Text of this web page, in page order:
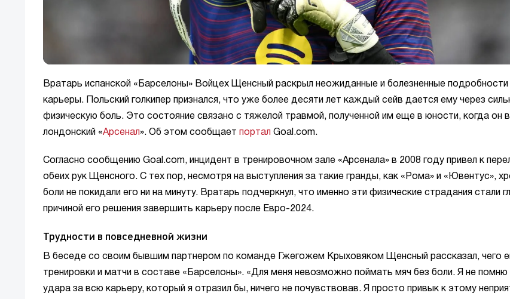
Вратарь испанской «Барселоны» Войцех Щенсный раскрыл неожиданные и болезненные подробности
карьеры. Польский голкипер признался, что уже более десяти лет каждый сейв дается ему через
физическую боль. Это состояние связано с тяжелой травмой, полученной им еще в юности, когда он
лондонский «Арсенал ». Об этом сообщает портал Goal.com.
Согласно сообщению Goal.com, инцидент в тренировочном зале «Арсенала» в 2008 году привел к
обеих рук Щенсного. С тех пор, несмотря на выступления за такие гранды, как «Рома» и «Ювентус»,
боли не покидали его ни на минуту. Вратарь подчеркнул, что именно эти физические страдания стали
причиной его решения завершить карьеру после Евро-2024.
Трудности в повседневной жизни
В беседе со своим бывшим партнером по команде Гжегожем Крыховяком Щенсный рассказал, чего
тренировки и матчи в составе «Барселоны». «Для меня невозможно поймать мяч без боли. Я не помню
удара за всю карьеру, который я отразил бы, ничего не почувствовав. Я просто привык к этому